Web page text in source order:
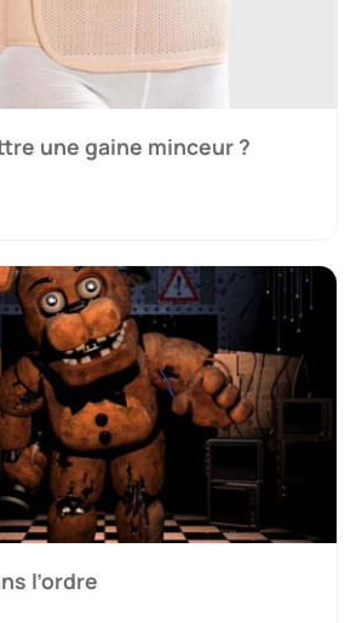
une gaine minceur ?
l’ordre